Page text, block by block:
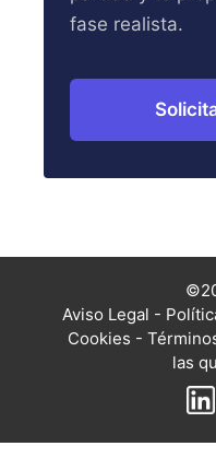
fase realista.
Aviso Legal -
Cookies -
las